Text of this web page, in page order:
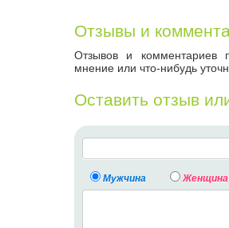
Отзывы и
Отзывов и комментариев
мнение или что-нибудь
Оставить отзыв
Мужчина Женщина